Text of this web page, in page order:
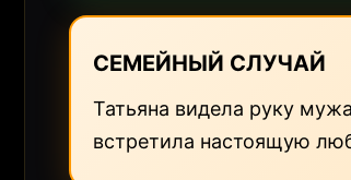
СЕМЕЙНЫЙ СЛУЧАЙ
Татьяна видела руку
встретила настоящую